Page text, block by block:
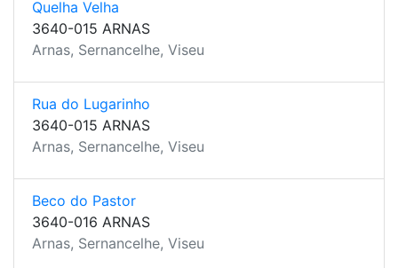
Quelha Velha
3640-015 ARNAS
Arnas, Sernancelhe, Viseu
Rua do Lugarinho
3640-015 ARNAS
Arnas, Sernancelhe, Viseu
Beco do Pastor
3640-016 ARNAS
Arnas, Sernancelhe, Viseu